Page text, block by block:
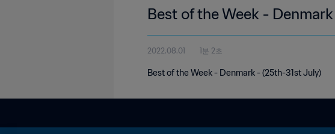
Best of the Week - Denmark
2022.08.01 1분 2초
Best of the Week - Denmark - (25th-31st July)